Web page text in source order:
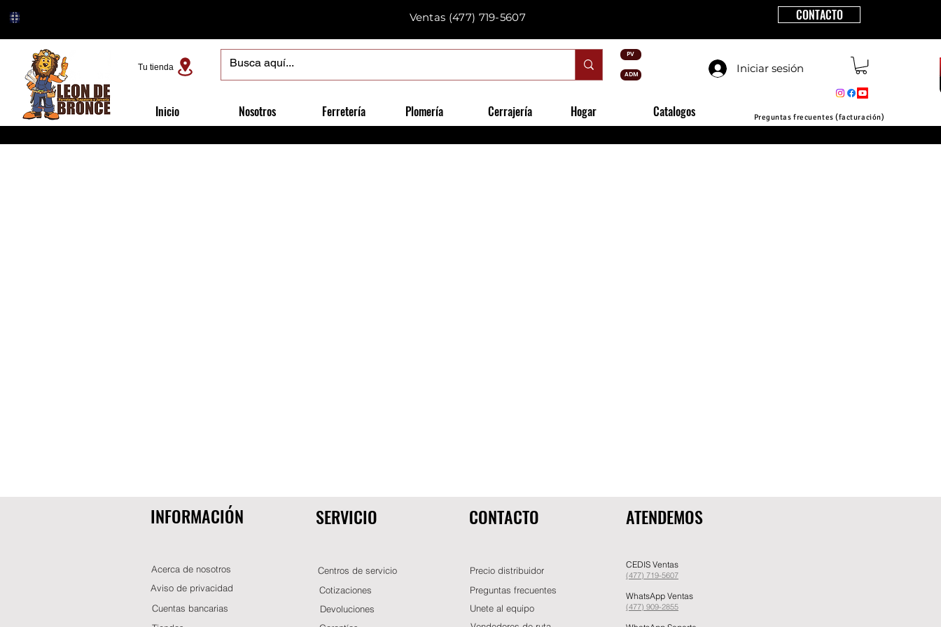
PV
ADM
Ventas (477) 719-5607 CONTACTO
Iniciar sesión
Tu tienda
Inicio Nosotros Ferretería Plomería Cerrajería Hogar Catalogos Preguntas frecuentes (facturación)
INFORMACIÓN
Acerca de nosotros
Aviso de privacidad
Cuentas bancarias
SERVICIO
Centros de servicio
Cotizaciones
Devoluciones
CONTACTO
Precio distribuidor
Preguntas frecuentes
Unete al equipo
ATENDEMOS
CEDIS Ventas
(477) 719-5607
WhatsApp Ventas
(477) 909-2855